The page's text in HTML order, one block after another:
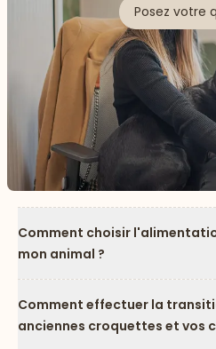
Posez votre
Comment choisir
mon animal ?
Comment effectuer la
anciennes croquettes et vos